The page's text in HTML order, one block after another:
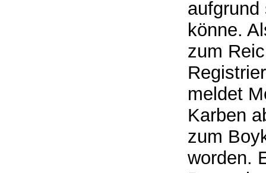
könne.
zum
meldet
Karben
zum
worden.